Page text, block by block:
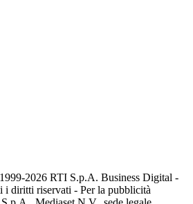
2026 RTI S.p.A. Business Digital -
i diritti riservati - Per la pubblicità